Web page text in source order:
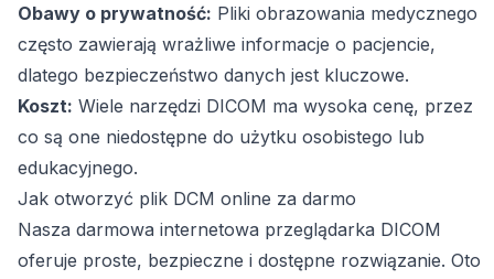
Obawy o prywatność: Pliki obrazowania medycznego
często zawierają wrażliwe informacje o pacjencie,
dlatego bezpieczeństwo danych jest kluczowe.
Koszt: Wiele narzędzi DICOM ma wysoka cenę, przez
co są one niedostępne do użytku osobistego lub
edukacyjnego.
Jak otworzyć plik DCM online za darmo
Nasza darmowa internetowa przeglądarka DICOM
oferuje proste, bezpieczne i dostępne rozwiązanie. Oto